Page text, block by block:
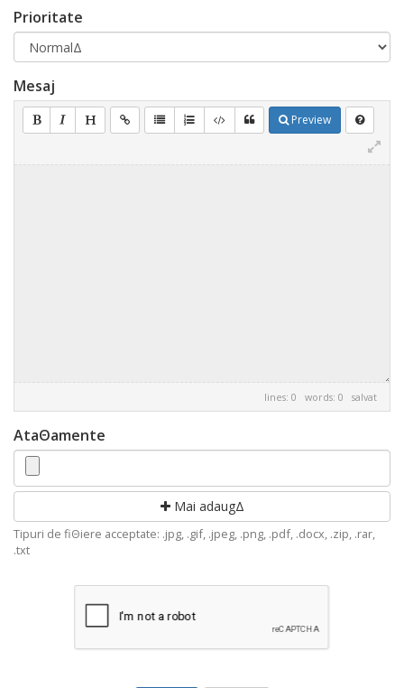
Prioritate
Mesaj
Preview
lines: 0 words: 0 salvat
AtaΘamente
Mai adaugΔ
Tipuri de fiΘiere acceptate: .jpg, .gif, .jpeg, .png, .pdf, .docx, .zip, .rar,
.txt